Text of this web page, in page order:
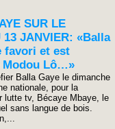
SUR LE
13 JANVIER: «Balla
favori et est
Modou Lô…»
Balla Gaye le dimanche
nationale, pour la
lutte tv, Bécaye Mbaye, le
sans langue de bois.